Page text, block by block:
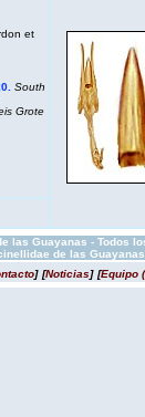
et
South
Grote
las Guayanas - Todos
de las
] [Noticias] [Equipo